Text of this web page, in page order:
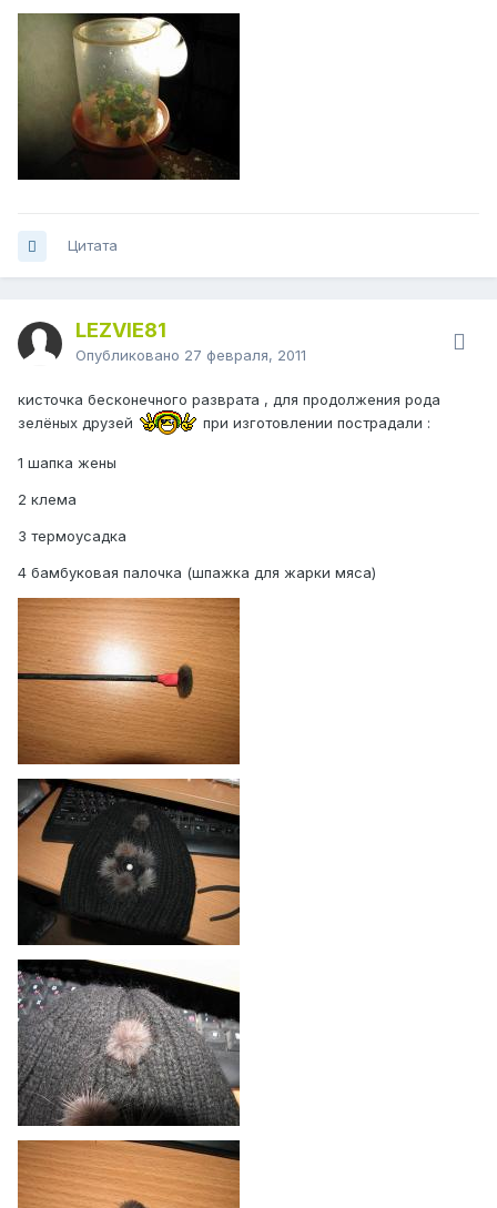
Цитата
LEZVIE81
Опубликовано 27 февраля, 2011
кисточка бесконечного разврата , для продолжения рода
зелёных друзей
при изготовлении пострадали :
1 шапка жены
2 клема
3 термоусадка
4 бамбуковая палочка (шпажка для жарки мяса)